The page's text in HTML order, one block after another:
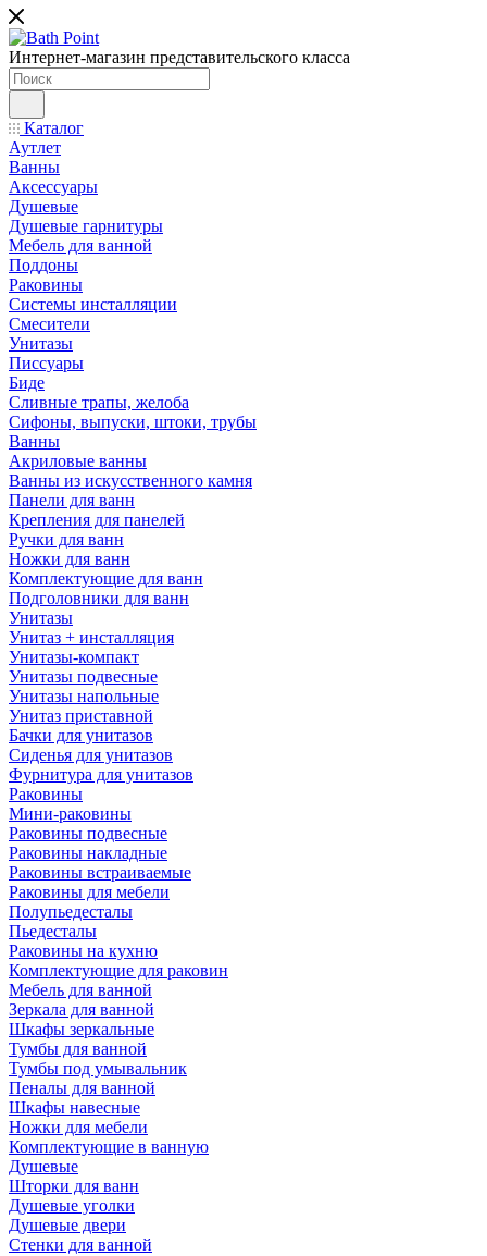
Интернет-магазин представительского класса
Каталог
Аутлет
Ванны
Аксессуары
Душевые
Душевые гарнитуры
Мебель для ванной
Поддоны
Раковины
Системы инсталляции
Смесители
Унитазы
Писсуары
Биде
Сливные трапы, желоба
Сифоны, выпуски, штоки, трубы
Ванны
Акриловые ванны
Ванны из искусственного камня
Панели для ванн
Крепления для панелей
Ручки для ванн
Ножки для ванн
Комплектующие для ванн
Подголовники для ванн
Унитазы
Унитаз + инсталляция
Унитазы-компакт
Унитазы подвесные
Унитазы напольные
Унитаз приставной
Бачки для унитазов
Сиденья для унитазов
Фурнитура для унитазов
Раковины
Мини-раковины
Раковины подвесные
Раковины накладные
Раковины встраиваемые
Раковины для мебели
Полупьедесталы
Пьедесталы
Раковины на кухню
Комплектующие для раковин
Мебель для ванной
Зеркала для ванной
Шкафы зеркальные
Тумбы для ванной
Тумбы под умывальник
Пеналы для ванной
Шкафы навесные
Ножки для мебели
Комплектующие в ванную
Душевые
Шторки для ванн
Душевые уголки
Душевые двери
Стенки для ванной